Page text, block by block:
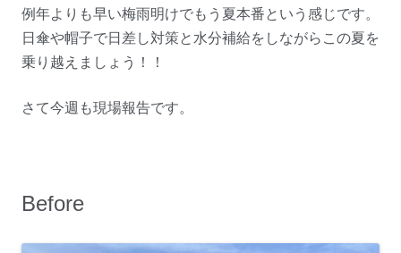
例年よりも早い梅雨明けでもう夏本番という感じです。
日傘や帽子で日差し対策と水分補給をしながらこの夏を
乗り越えましょう！！
さて今週も現場報告です。
Before